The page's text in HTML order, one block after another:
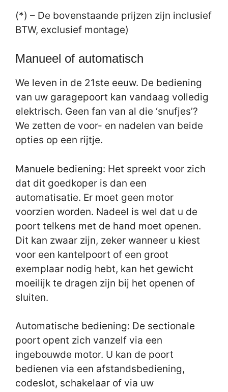
(*) – De bovenstaande prijzen zijn inclusief
BTW, exclusief montage)
Manueel of automatisch
We leven in de 21ste eeuw. De bediening
van uw garagepoort kan vandaag volledig
elektrisch. Geen fan van al die ‘snufjes’?
We zetten de voor- en nadelen van beide
opties op een rijtje.
Manuele bediening: Het spreekt voor zich
dat dit goedkoper is dan een
automatisatie. Er moet geen motor
voorzien worden. Nadeel is wel dat u de
poort telkens met de hand moet openen.
Dit kan zwaar zijn, zeker wanneer u kiest
voor een kantelpoort of een groot
exemplaar nodig hebt, kan het gewicht
moeilijk te dragen zijn bij het openen of
sluiten.
Automatische bediening: De sectionale
poort opent zich vanzelf via een
ingebouwde motor. U kan de poort
bedienen via een afstandsbediening,
codeslot, schakelaar of via uw